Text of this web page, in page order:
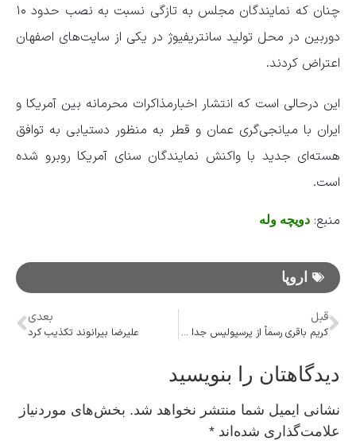
چنان که نمایندگان مجلس به تازگی نسبت به نصب حدود ۱۰
دوربین در محل تولید سانتریفیوژ در یکی از سایت‌های اصفهان
اعتراض کردند.
این درحالی است که انتشار اخبارمذاکرات محرمانه بین آمریکا و
ایران با میانجی‌گری عمان و قطر به منظور دستیابی به توافق
هسته‌ای جدید با واکنش نمایندگان سنای آمریکا روبرو شده
است.
منبع: دویچه وله
اروپا
قبل
کریم باقری رسماً از پرسپولیس جدا شد
بعدی
علیرضا بیرانوند تکذیب کرد
دیدگاهتان را بنویسید
نشانی ایمیل شما منتشر نخواهد شد. بخش‌های موردنیاز
علامت‌گذاری شده‌اند *